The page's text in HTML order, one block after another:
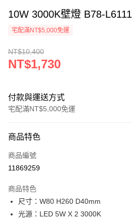
10W 3000K壁燈 B78-L6111
宅配滿NT$5,000免運
NT$10,400
NT$1,730
付款與運送方式
宅配滿NT$5,000免運
信用卡一次付款
LINE Pay
街口支付
悠遊付
商品特色
商品編號
11869259
商品特色
尺寸：W80 H260 D40mm
光源：LED 5W X 2 3000K